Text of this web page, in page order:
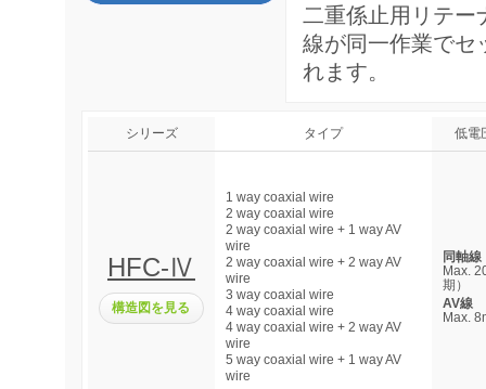
二重係止用リテー
線が同一作業でセ
れます。
シリーズ タイプ 低電
HFC-Ⅳ
構造図を見る
1 way coaxial wire
2 way coaxial wire
2 way coaxial wire + 1 way AV
wire
2 way coaxial wire + 2 way AV
wire
3 way coaxial wire
4 way coaxial wire
4 way coaxial wire + 2 way AV
wire
5 way coaxial wire + 1 way AV
wire
同軸線
Max.
期）
AV線
Max.